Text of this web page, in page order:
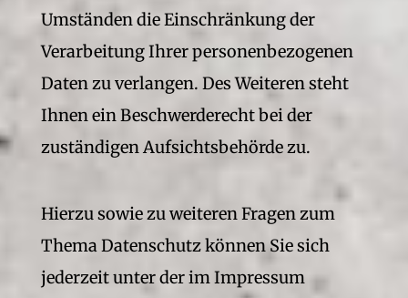
Umständen die Einschränkung der
Verarbeitung Ihrer personenbezogenen
Daten zu verlangen. Des Weiteren steht
Ihnen ein Beschwerderecht bei der
zuständigen Aufsichtsbehörde zu.
Hierzu sowie zu weiteren Fragen zum
Thema Datenschutz können Sie sich
jederzeit unter der im Impressum